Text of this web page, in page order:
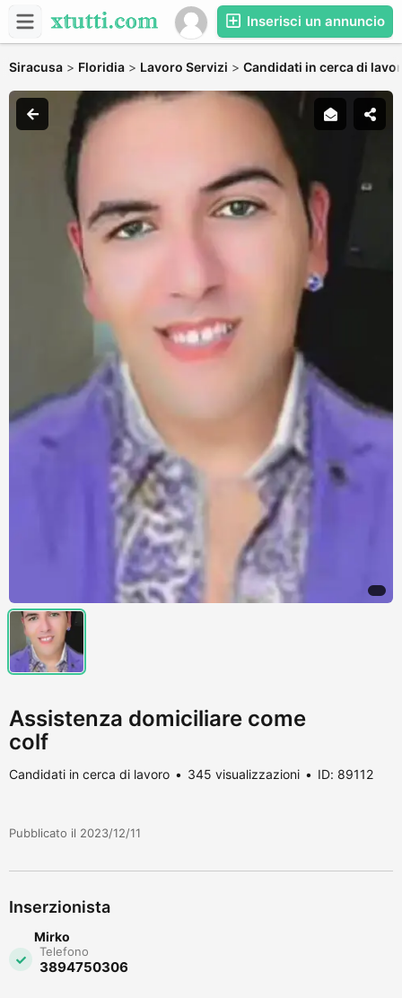
Inserisci un annuncio
Siracusa > Floridia > Lavoro Servizi > Candidati in cerca di
Assistenza domiciliare come
colf
Candidati in cerca di lavoro 345 visualizzazioni ID: 89112
Pubblicato il 2023/12/11
Inserzionista
Mirko
Telefono
3894750306